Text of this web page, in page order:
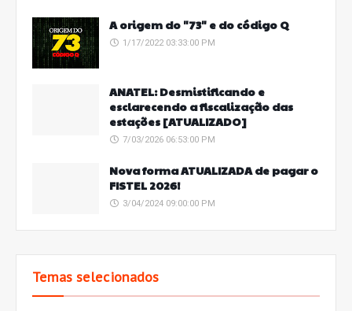
A origem do "73" e do código Q
1/17/2022 03:33:00 PM
ANATEL: Desmistificando e
esclarecendo a fiscalização das
estações [ATUALIZADO]
7/03/2026 06:53:00 PM
Nova forma ATUALIZADA de pagar o
FISTEL 2026!
3/04/2024 09:00:00 PM
Temas selecionados